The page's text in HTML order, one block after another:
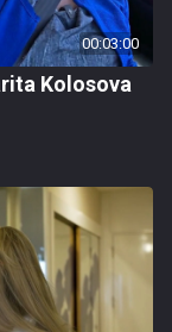
00:03:00
Kolosova